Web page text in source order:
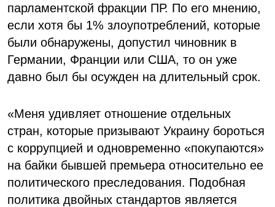
парламентской фракции ПР. По его мнению,
если хотя бы 1% злоупотреблений, которые
были обнаружены, допустил чиновник в
Германии, Франции или США, то он уже
давно был бы осужден на длительный срок.
«Меня удивляет отношение отдельных
стран, которые призывают Украину бороться
с коррупцией и одновременно «покупаются»
на байки бывшей премьера относительно ее
политического преследования. Подобная
политика двойных стандартов является